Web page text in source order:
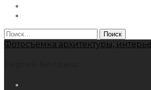
Найти:
Фотосъемка архитектуры,